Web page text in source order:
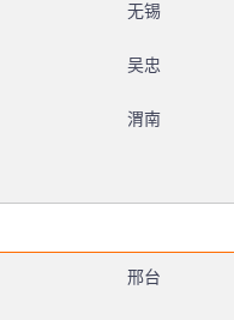
无锡
吴忠
渭南
邢台